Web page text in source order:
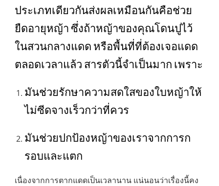
ประเภทเดียวกันส่งผลเหมือนกันคือช่วย
ยืดอายุหญ้า ซึ่งถ้าหญ้าของคุณโดนปูไว้
ในสวนกลางแดด หรือพื้นที่ที่ต้องเจอแดด
ตลอดเวลาแล้ว สารตัวนี้จำเป็นมาก เพราะ
มันช่วยรักษาความสดใสของใบหญ้าให้
ไม่ซีดจางเร็วกว่าที่ควร
มันช่วยปกป้องหญ้าของเราจากการก
รอบและแตก
เนื่องจากการตากแดดเป็นเวลานาน แน่นอนว่าเรื่องนี้คง